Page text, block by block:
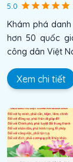
5.0
Khám phá
hơn 50 quốc
công dân Việt
Xem chi tiết